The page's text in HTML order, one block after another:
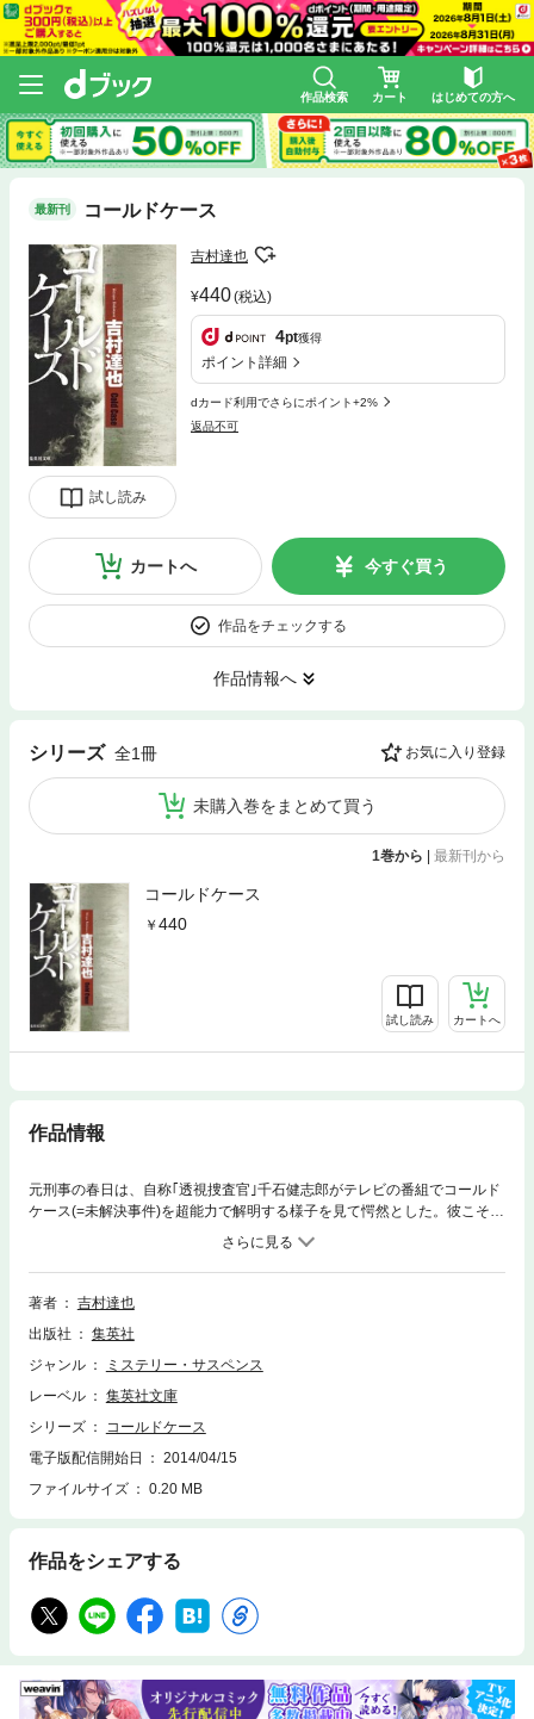
作品検索 カート はじめての方へ
最新刊 コールドケース
試し読み
吉村達也
440(税込)
4pt獲得
ポイント詳細
dカード利用でさらにポイント+2%
返品不可
カートへ 今すぐ買う
作品をチェックする
作品情報へ
シリーズ 全1冊 お気に入り登録
未購入巻をまとめて買う
1巻から 最新刊から
コールドケース
440
試し読み カートへ
作品情報
元刑事の春日は、自称｢透視捜査官｣千石健志郎がテレビの番組でコールド
ケース(=未解決事件)を超能力で解明する様子を見て愕然とした。彼こそ3
0年前に女性焼死事件の容疑者として春日が逮捕を目指していた男だった
からだ。一方、ノンフィクション作家の長谷川美枝子も千石の透視捜査に
疑念を抱く。元刑事の執念は時効成立となった迷宮入り事件の真実にたど
り着くか? 本格心理ミステリー。
著者
吉村達也
出版社
集英社
ジャンル
ミステリー・サスペンス
レーベル
集英社文庫
シリーズ
コールドケース
電子版配信開始日
2014/04/15
ファイルサイズ
0.20 MB
作品をシェアする